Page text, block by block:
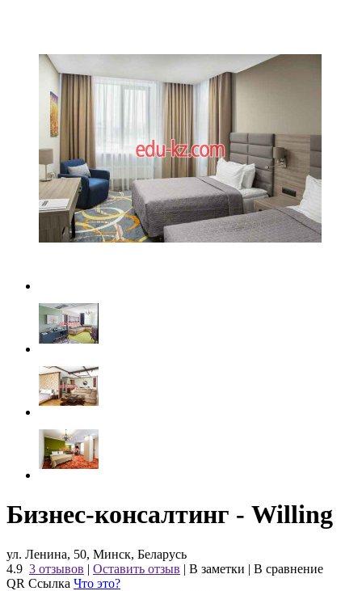
Бизнес-консалтинг - Willing
ул. Ленина, 50, Минск, Беларусь
4.9 3 отзывов | Оставить отзыв | В заметки | В сравнение
QR Ссылка Что это?